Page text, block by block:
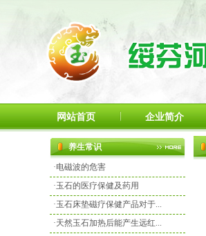
网站首页 企业简介
养生常识
·电磁波的危害
·玉石的医疗保健及药用
·玉石床垫磁疗保健产品对于...
·天然玉石加热后能产生远红...